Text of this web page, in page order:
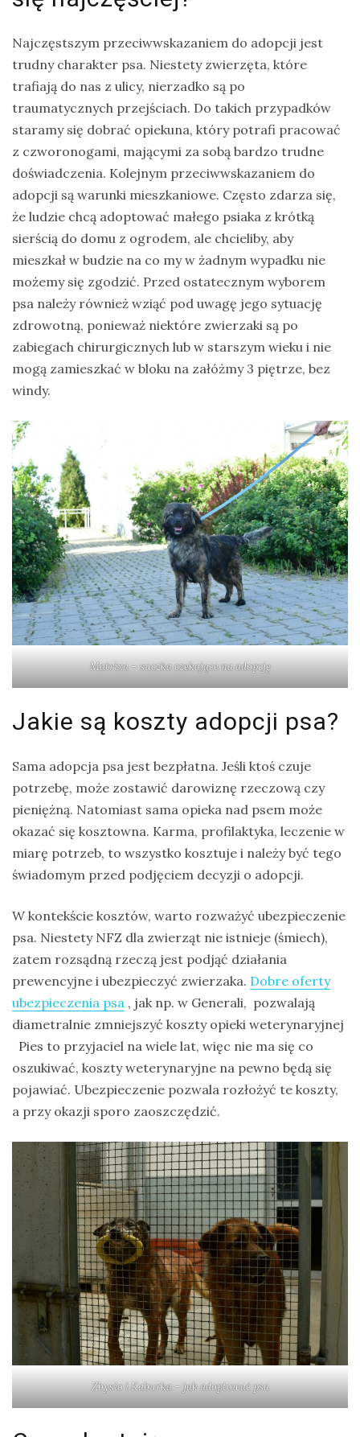
Najczęstszym przeciwwskazaniem do adopcji jest
trudny charakter psa. Niestety zwierzęta, które
trafiają do nas z ulicy, nierzadko są po
traumatycznych przejściach. Do takich przypadków
staramy się dobrać opiekuna, który potrafi pracować
z czworonogami, mającymi za sobą bardzo trudne
doświadczenia. Kolejnym przeciwwskazaniem do
adopcji są warunki mieszkaniowe. Często zdarza się,
że ludzie chcą adoptować małego psiaka z krótką
sierścią do domu z ogrodem, ale chcieliby, aby
mieszkał w budzie na co my w żadnym wypadku nie
możemy się zgodzić. Przed ostatecznym wyborem
psa należy również wziąć pod uwagę jego sytuację
zdrowotną, ponieważ niektóre zwierzaki są po
zabiegach chirurgicznych lub w starszym wieku i nie
mogą zamieszkać w bloku na załóżmy 3 piętrze, bez
windy.
Matrixa – suczka czekające na adopcję
Jakie są koszty adopcji psa?
Sama adopcja psa jest bezpłatna. Jeśli ktoś czuje
potrzebę, może zostawić darowiznę rzeczową czy
pieniężną. Natomiast sama opieka nad psem może
okazać się kosztowna. Karma, profilaktyka, leczenie w
miarę potrzeb, to wszystko kosztuje i należy być tego
świadomym przed podjęciem decyzji o adopcji.
W kontekście kosztów, warto rozważyć ubezpieczenie
psa. Niestety NFZ dla zwierząt nie istnieje (śmiech),
zatem rozsądną rzeczą jest podjąć działania
prewencyjne i ubezpieczyć zwierzaka. Dobre oferty
ubezpieczenia psa , jak np. w Generali, pozwalają
diametralnie zmniejszyć koszty opieki weterynaryjnej
Pies to przyjaciel na wiele lat, więc nie ma się co
oszukiwać, koszty weterynaryjne na pewno będą się
pojawiać. Ubezpieczenie pozwala rozłożyć te koszty,
a przy okazji sporo zaoszczędzić.
Zbysio i Kaburka – jak adoptować psa